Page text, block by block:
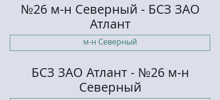
№26 м-н Северный - БСЗ ЗАО
Атлант
м-н Северный
БСЗ ЗАО Атлант - №26 м-н
Северный